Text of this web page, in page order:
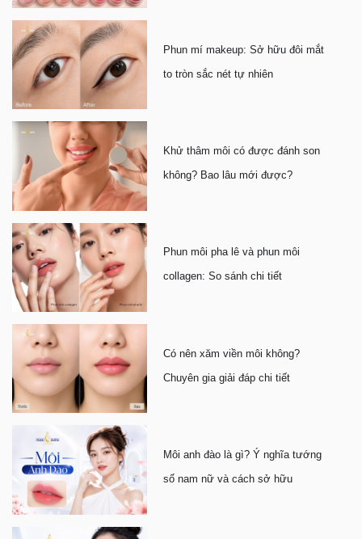
Phun mí makeup: Sở hữu đôi mắt
to tròn sắc nét tự nhiên
Khử thâm môi có được đánh son
không? Bao lâu mới được?
Phun môi pha lê và phun môi
collagen: So sánh chi tiết
Có nên xăm viền môi không?
Chuyên gia giải đáp chi tiết
Môi anh đào là gì? Ý nghĩa tướng
số nam nữ và cách sở hữu